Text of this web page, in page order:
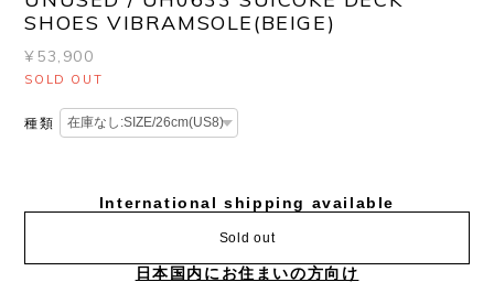
SHOES VIBRAMSOLE(BEIGE)
¥53,900
SOLD OUT
種類
International shipping available
Sold out
日本国内にお住まいの方向け